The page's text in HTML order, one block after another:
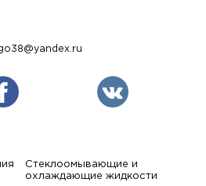
Стеклоомывающие и
охлаждающие жидкости